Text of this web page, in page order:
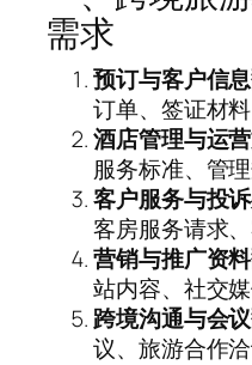
需求
预订与客户信
订单、签证材料
酒店管理与运
服务标准、管
客户服务与投
客房服务请求
营销与推广资
站内容、社交
跨境沟通与会
议、旅游合作